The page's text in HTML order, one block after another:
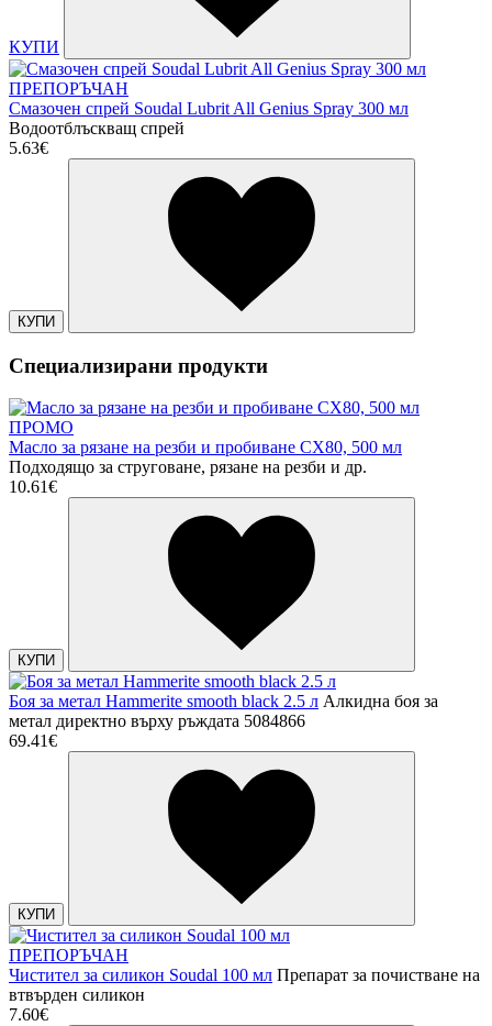
КУПИ
ПРЕПОРЪЧАН
Смазочен спрей Soudal Lubrit All Genius Spray 300 мл
Водоотблъскващ спрей
5.63€
КУПИ
Специализирани продукти
ПРОМО
Масло за рязане на резби и пробиване CX80, 500 мл
Подходящо за струговане, рязане на резби и др.
10.61€
КУПИ
Боя за метал Hammerite smooth black 2.5 л Алкидна боя за
метал директно върху ръждата 5084866
69.41€
КУПИ
ПРЕПОРЪЧАН
Чистител за силикон Soudal 100 мл Препарат за почистване на
втвърден силикон
7.60€